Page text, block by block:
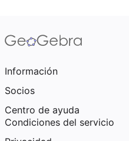
Información
Socios
Centro de ayuda
Condiciones del servicio